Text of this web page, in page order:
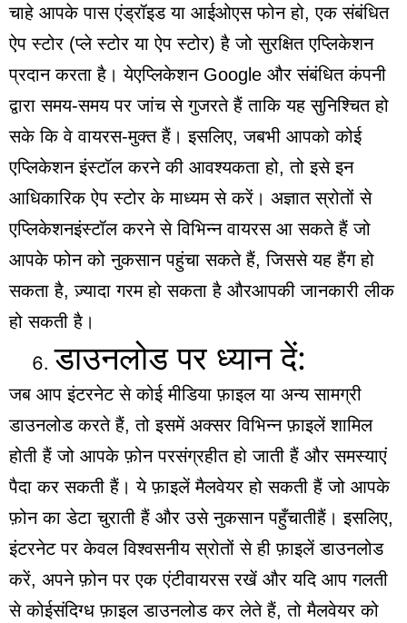
चाहे आपके पास एंड्रॉइड या आईओएस फोन हो, एक संबंधित
ऐप स्टोर (प्ले स्टोर या ऐप स्टोर) है जो सुरक्षित एप्लिकेशन
प्रदान करता है। येएप्लिकेशन Google और संबंधित कंपनी
द्वारा समय-समय पर जांच से गुजरते हैं ताकि यह सुनिश्चित हो
सके कि वे वायरस-मुक्त हैं। इसलिए, जबभी आपको कोई
एप्लिकेशन इंस्टॉल करने की आवश्यकता हो, तो इसे इन
आधिकारिक ऐप स्टोर के माध्यम से करें। अज्ञात स्रोतों से
एप्लिकेशनइंस्टॉल करने से विभिन्न वायरस आ सकते हैं जो
आपके फोन को नुकसान पहुंचा सकते हैं, जिससे यह हैंग हो
सकता है, ज़्यादा गरम हो सकता है औरआपकी जानकारी लीक
हो सकती है।
डाउनलोड पर ध्यान दें:
जब आप इंटरनेट से कोई मीडिया फ़ाइल या अन्य सामग्री
डाउनलोड करते हैं, तो इसमें अक्सर विभिन्न फ़ाइलें शामिल
होती हैं जो आपके फ़ोन परसंग्रहीत हो जाती हैं और समस्याएं
पैदा कर सकती हैं। ये फ़ाइलें मैलवेयर हो सकती हैं जो आपके
फ़ोन का डेटा चुराती हैं और उसे नुकसान पहुँचातीहैं। इसलिए,
इंटरनेट पर केवल विश्वसनीय स्रोतों से ही फ़ाइलें डाउनलोड
करें, अपने फ़ोन पर एक एंटीवायरस रखें और यदि आप गलती
से कोईसंदिग्ध फ़ाइल डाउनलोड कर लेते हैं, तो मैलवेयर को